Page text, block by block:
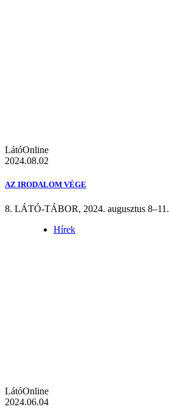
LátóOnline
2024.08.02
AZ IRODALOM VÉGE
8. LÁTÓ-TÁBOR, 2024. augusztus 8–11.
Hírek
LátóOnline
2024.06.04